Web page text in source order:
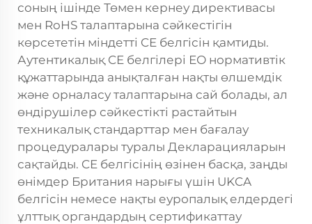
соның ішінде Төмен кернеу директивасы
мен RoHS талаптарына сәйкестігін
көрсететін міндетті CE белгісін қамтиды.
Аутентикалық CE белгілері ЕО нормативтік
құжаттарында анықталған нақты өлшемдік
және орналасу талаптарына сай болады, ал
өндірушілер сәйкестікті растайтын
техникалық стандарттар мен бағалау
процедуралары туралы Декларацияларын
сақтайды. CE белгісінің өзінен басқа, заңды
өнімдер Британия нарығы үшін UKCA
белгісін немесе нақты еуропалық елдердегі
ұлттық органдардың сертификаттау